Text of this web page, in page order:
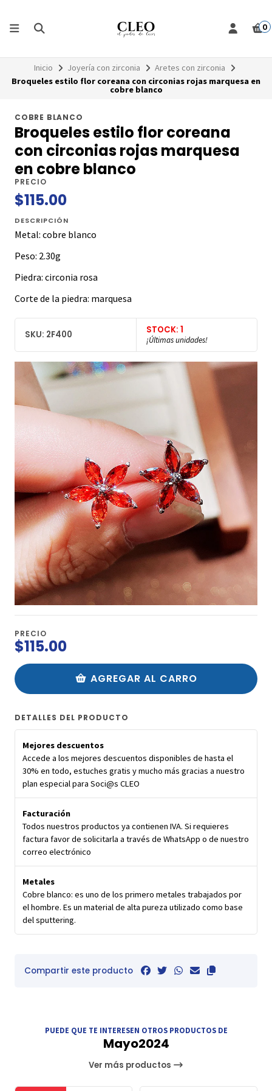
0
Inicio Joyería con zirconia
Aretes con zirconia
Broqueles estilo flor coreana con circonias rojas marquesa en
cobre blanco
COBRE BLANCO
Broqueles estilo flor coreana
con circonias rojas marquesa
en cobre blanco
PRECIO
$115.00
DESCRIPCIÓN
Metal: cobre blanco
Peso: 2.30g
Piedra: circonia rosa
Corte de la piedra: marquesa
SKU: 2F400 STOCK: 1
¡Últimas unidades!
PRECIO
$115.00
AGREGAR AL CARRO
DETALLES DEL PRODUCTO
Mejores descuentos
Accede a los mejores descuentos disponibles de hasta el
30% en todo, estuches gratis y mucho más gracias a nuestro
plan especial para Soci@s CLEO
Facturación
Todos nuestros productos ya contienen IVA. Si requieres
factura favor de solicitarla a través de WhatsApp o de nuestro
correo electrónico
Metales
Cobre blanco: es uno de los primero metales trabajados por
el hombre. Es un material de alta pureza utilizado como base
del sputtering.
Compartir este producto
PUEDE QUE TE INTERESEN OTROS PRODUCTOS DE
Mayo2024
Ver más productos